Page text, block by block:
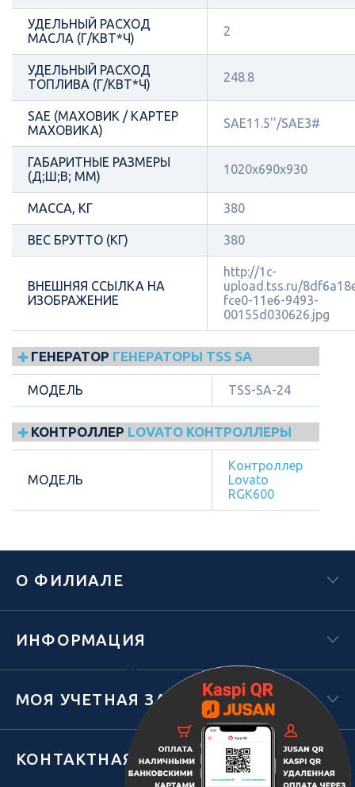
УДЕЛЬНЫЙ РАСХОД
МАСЛА (Г/КВТ*Ч)
2
УДЕЛЬНЫЙ РАСХОД
ТОПЛИВА (Г/КВТ*Ч)
248.8
SAE (МАХОВИК / КАРТЕР
МАХОВИКА)
SAE11.5''/SAE3#
ГАБАРИТНЫЕ РАЗМЕРЫ
(Д;Ш;В; ММ)
1020x690x930
МАССА, КГ 380
ВЕС БРУТТО (КГ) 380
ВНЕШНЯЯ ССЫЛКА НА
ИЗОБРАЖЕНИЕ
http://1c-
upload.tss.ru/
fce0-11e6-9493-
00155d030626.jpg
ГЕНЕРАТОР ГЕНЕРАТОРЫ TSS SA
МОДЕЛЬ TSS-SA-24
КОНТРОЛЛЕР LOVATO КОНТРОЛЛЕРЫ
МОДЕЛЬ
Контроллер
Lovato
RGK600
Х
О ФИЛИАЛЕ
ИНФОРМАЦИЯ
МОЯ УЧЕТНАЯ ЗАПИСЬ
КОНТАКТНАЯ ИНФОРМАЦИЯ